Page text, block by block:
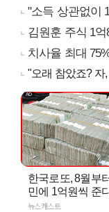
"소득 상관없이
김원훈 주식 1
치사율 최대
"오래 참았죠? 자
한국로또, 8월부
민에 1억원씩 준
뉴스캐스트